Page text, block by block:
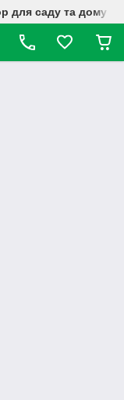
для саду та дому